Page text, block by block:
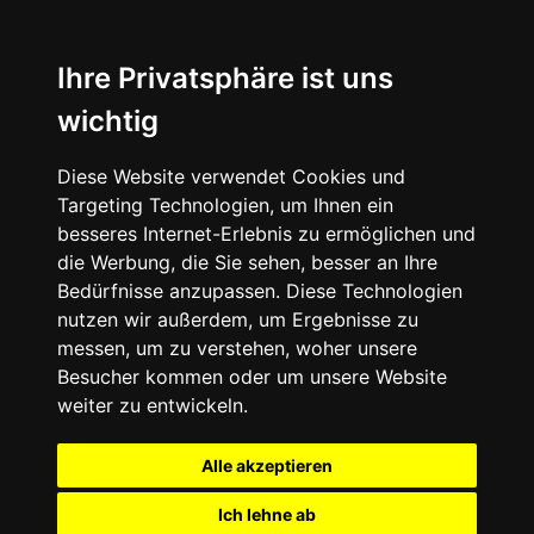
Ihre Privatsphäre ist uns
wichtig
Diese Website verwendet Cookies und
Targeting Technologien, um Ihnen ein
besseres Internet-Erlebnis zu ermöglichen und
die Werbung, die Sie sehen, besser an Ihre
Bedürfnisse anzupassen. Diese Technologien
nutzen wir außerdem, um Ergebnisse zu
messen, um zu verstehen, woher unsere
Besucher kommen oder um unsere Website
weiter zu entwickeln.
Alle akzeptieren
Ich lehne ab